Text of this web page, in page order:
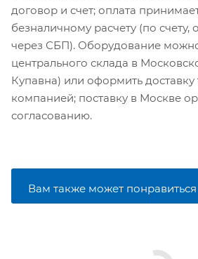
договор и счет; оплата
безналичному расчету (по счету,
через СБП). Оборудование
центрального склада в
Купавна) или оформить доставку
компанией; поставку в Москве
согласованию.
Вам также может понравиться